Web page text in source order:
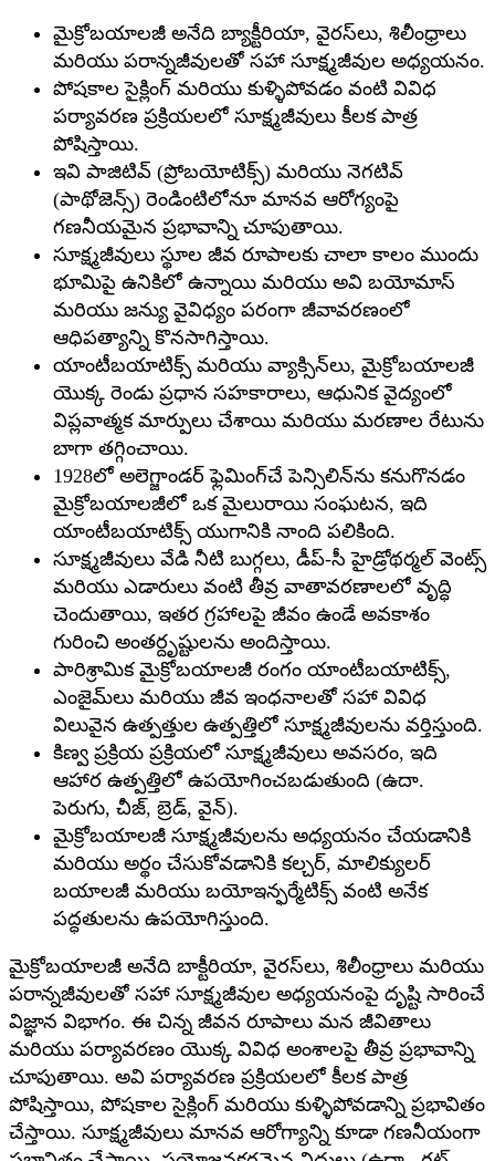
మైక్రోబయాలజీ అనేది బ్యాక్టీరియా, వైరస్‌లు, శిలీంధ్రాలు
మరియు పరాన్నజీవులతో సహా సూక్ష్మజీవుల అధ్యయనం.
పోషకాల సైక్లింగ్ మరియు కుళ్ళిపోవడం వంటి వివిధ
పర్యావరణ ప్రక్రియలలో సూక్ష్మజీవులు కీలక పాత్ర
పోషిస్తాయి.
ఇవి పాజిటివ్ (ప్రోబయోటిక్స్) మరియు నెగటివ్
(పాథోజెన్స్) రెండింటిలోనూ మానవ ఆరోగ్యంపై
గణనీయమైన ప్రభావాన్ని చూపుతాయి.
సూక్ష్మజీవులు స్థూల జీవ రూపాలకు చాలా కాలం ముందు
భూమిపై ఉనికిలో ఉన్నాయి మరియు అవి బయోమాస్
మరియు జన్యు వైవిధ్యం పరంగా జీవావరణంలో
ఆధిపత్యాన్ని కొనసాగిస్తాయి.
యాంటీబయాటిక్స్ మరియు వ్యాక్సిన్‌లు, మైక్రోబయాలజీ
యొక్క రెండు ప్రధాన సహకారాలు, ఆధునిక వైద్యంలో
విప్లవాత్మక మార్పులు చేశాయి మరియు మరణాల రేటును
బాగా తగ్గించాయి.
1928లో అలెగ్జాండర్ ఫ్లెమింగ్‌చే పెన్సిలిన్‌ను కనుగొనడం
మైక్రోబయాలజీలో ఒక మైలురాయి సంఘటన, ఇది
యాంటీబయాటిక్స్ యుగానికి నాంది పలికింది.
సూక్ష్మజీవులు వేడి నీటి బుగ్గలు, డీప్-సీ హైడ్రోథర్మల్ వెంట్స్
మరియు ఎడారులు వంటి తీవ్ర వాతావరణాలలో వృద్ధి
చెందుతాయి, ఇతర గ్రహాలపై జీవం ఉండే అవకాశం
గురించి అంతర్దృష్టులను అందిస్తాయి.
పారిశ్రామిక మైక్రోబయాలజీ రంగం యాంటీబయాటిక్స్,
ఎంజైమ్‌లు మరియు జీవ ఇంధనాలతో సహా వివిధ
విలువైన ఉత్పత్తుల ఉత్పత్తిలో సూక్ష్మజీవులను వర్తిస్తుంది.
కిణ్వ ప్రక్రియ ప్రక్రియలో సూక్ష్మజీవులు అవసరం, ఇది
ఆహార ఉత్పత్తిలో ఉపయోగించబడుతుంది (ఉదా.
పెరుగు, చీజ్, బ్రెడ్, వైన్).
మైక్రోబయాలజీ సూక్ష్మజీవులను అధ్యయనం చేయడానికి
మరియు అర్థం చేసుకోవడానికి కల్చర్, మాలిక్యులర్
బయాలజీ మరియు బయోఇన్ఫర్మేటిక్స్ వంటి అనేక
పద్ధతులను ఉపయోగిస్తుంది.
మైక్రోబయాలజీ అనేది బాక్టీరియా, వైరస్‌లు, శిలీంధ్రాలు మరియు
పరాన్నజీవులతో సహా సూక్ష్మజీవుల అధ్యయనంపై దృష్టి సారించే
విజ్ఞాన విభాగం. ఈ చిన్న జీవన రూపాలు మన జీవితాలు
మరియు పర్యావరణం యొక్క వివిధ అంశాలపై తీవ్ర ప్రభావాన్ని
చూపుతాయి. అవి పర్యావరణ ప్రక్రియలలో కీలక పాత్ర
పోషిస్తాయి, పోషకాల సైక్లింగ్ మరియు కుళ్ళిపోవడాన్ని ప్రభావితం
చేస్తాయి. సూక్ష్మజీవులు మానవ ఆరోగ్యాన్ని కూడా గణనీయంగా